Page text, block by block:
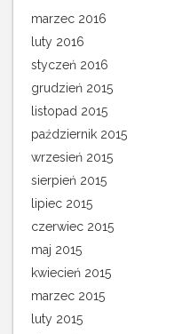
marzec 2016
luty 2016
styczeń 2016
grudzień 2015
listopad 2015
październik 2015
wrzesień 2015
sierpień 2015
lipiec 2015
czerwiec 2015
maj 2015
kwiecień 2015
marzec 2015
luty 2015